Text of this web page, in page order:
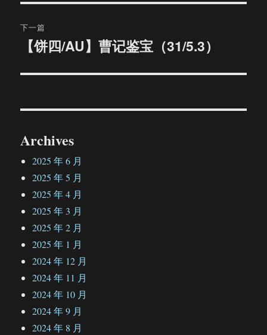
航
文
章：
下一篇
文
【饼四/AU】曹记鉴宝（31/5.3）
Archives
2025 年 6 月
2025 年 5 月
2025 年 4 月
2025 年 3 月
2025 年 2 月
2025 年 1 月
2024 年 12 月
2024 年 11 月
2024 年 10 月
2024 年 9 月
2024 年 8 月